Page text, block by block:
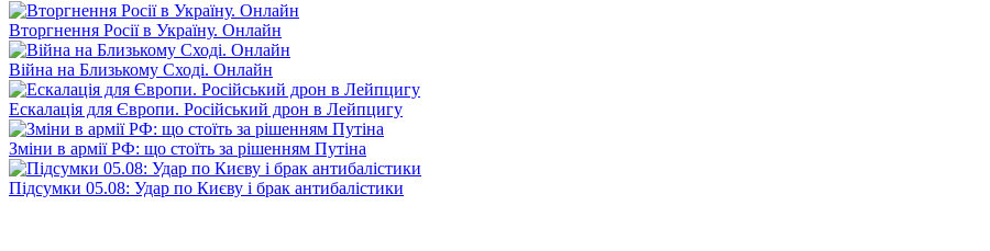
Вторгнення Росії в Україну. Онлайн
Війна на Близькому Сході. Онлайн
Ескалація для Європи. Російський дрон в Лейпцигу
Зміни в армії РФ: що стоїть за рішенням Путіна
Підсумки 05.08: Удар по Києву і брак антибалістики